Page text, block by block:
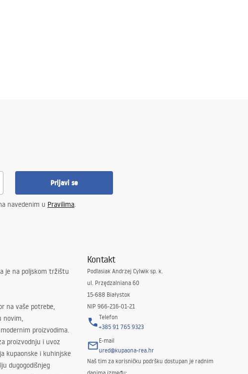
Prijavi se
navedenim u Pravilima.
je na poljskom tržištu
na vaše potrebe,
novim,
proizvodima.
proizvodnju i uvoz
kupaonske i kuhinjske
dugogodišnjeg
Kontakt
Podlasiak Andrzej Cylwik sp. k.
ul. Przędzalniana 60
15-688 Białystok
NIP 966-216-01-21
Telefon
+385 91 765 9323
E-mail
ured@kupaona-rea.hr
Naš tim za korisničku podršku dostupan je radnim